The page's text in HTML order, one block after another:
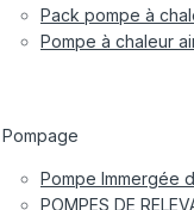
Pack pompe à
Pompe à chaleur
Pompage
Pompe Immergée
POMPES DE